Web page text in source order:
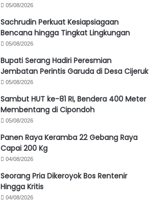
05/08/2026
Sachrudin Perkuat Kesiapsiagaan
Bencana hingga Tingkat Lingkungan
05/08/2026
Bupati Serang Hadiri Peresmian
Jembatan Perintis Garuda di Desa Cijeruk
05/08/2026
Sambut HUT ke-81 RI, Bendera 400 Meter
Membentang di Cipondoh
05/08/2026
Panen Raya Keramba 22 Gebang Raya
Capai 200 Kg
04/08/2026
Seorang Pria Dikeroyok Bos Rentenir
Hingga Kritis
04/08/2026